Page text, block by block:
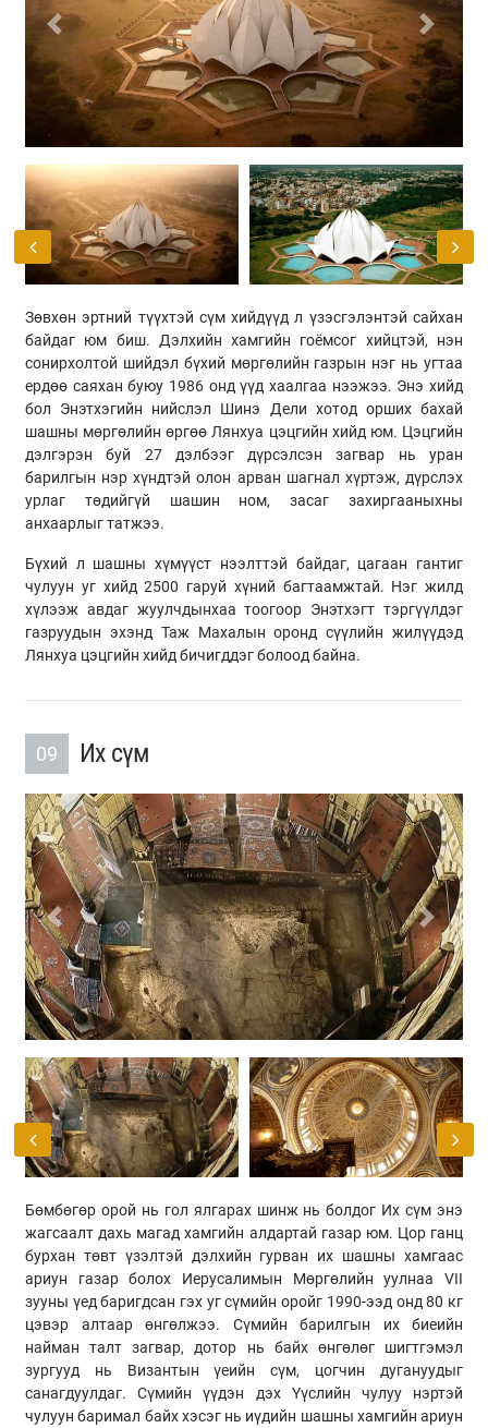
Previous Next
Зөвхөн эртний түүхтэй сүм хийдүүд л үзэсгэлэнтэй сайхан
байдаг юм биш. Дэлхийн хамгийн гоёмсог хийцтэй, нэн
сонирхолтой шийдэл бүхий мөргөлийн газрын нэг нь угтаа
ердөө саяхан буюу 1986 онд үүд хаалгаа нээжээ. Энэ хийд
бол Энэтхэгийн нийслэл Шинэ Дели хотод орших бахай
шашны мөргөлийн өргөө Лянхуа цэцгийн хийд юм. Цэцгийн
дэлгэрэн буй 27 дэлбээг дүрсэлсэн загвар нь уран
барилгын нэр хүндтэй олон арван шагнал хүртэж, дүрслэх
урлаг төдийгүй шашин ном, засаг захиргааныхны
анхаарлыг татжээ.
Бүхий л шашны хүмүүст нээлттэй байдаг, цагаан гантиг
чулуун уг хийд 2500 гаруй хүний багтаамжтай. Нэг жилд
хүлээж авдаг жуулчдынхаа тоогоор Энэтхэгт тэргүүлдэг
газруудын эхэнд Таж Махалын оронд сүүлийн жилүүдэд
Лянхуа цэцгийн хийд бичигддэг болоод байна.
09 Их сүм
Previous Next
Бөмбөгөр орой нь гол ялгарах шинж нь болдог Их сүм энэ
жагсаалт дахь магад хамгийн алдартай газар юм. Цор ганц
бурхан төвт үзэлтэй дэлхийн гурван их шашны хамгаас
ариун газар болох Иерусалимын Мөргөлийн уулнаа VII
зууны үед баригдсан гэх уг сүмийн оройг 1990-ээд онд 80 кг
цэвэр алтаар өнгөлжээ. Сүмийн барилгын их биеийн
найман талт загвар, дотор нь байх өнгөлөг шигтгэмэл
зургууд нь Византын үеийн сүм, цогчин дугануудыг
санагдуулдаг. Сүмийн үүдэн дэх Үүслийн чулуу нэртэй
чулуун баримал байх хэсэг нь иүдийн шашны хамгийн ариун